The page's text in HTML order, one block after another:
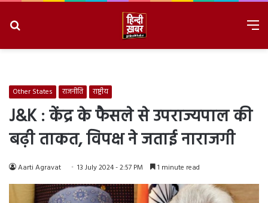
Other States राजनीति राष्ट्रीय
J&K : केंद्र के फैसले से उपराज्यपाल की
बढ़ी ताकत, विपक्ष ने जताई नाराजगी
Aarti Agravat 13 July 2024 - 2:57 PM 1 minute read